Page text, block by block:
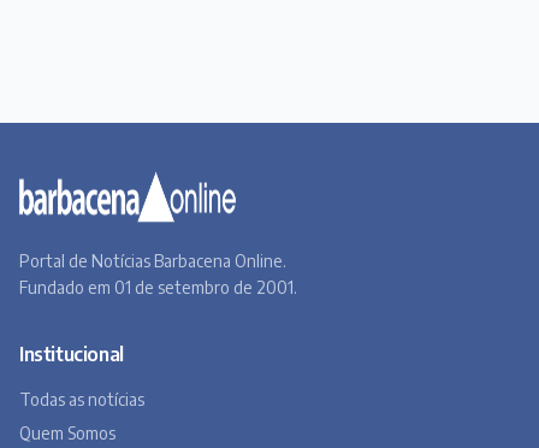
Portal de Notícias Barbacena Online.
Fundado em 01 de setembro de 2001.
Institucional
Todas as notícias
Quem Somos